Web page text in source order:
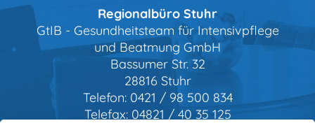
Regionalbüro Stuhr
GtIB - Gesundheitsteam für Intensivpflege
und Beatmung GmbH
Bassumer Str. 32
28816 Stuhr
Telefon: 0421 / 98 500 834
Telefax: 04821 / 40 35 125